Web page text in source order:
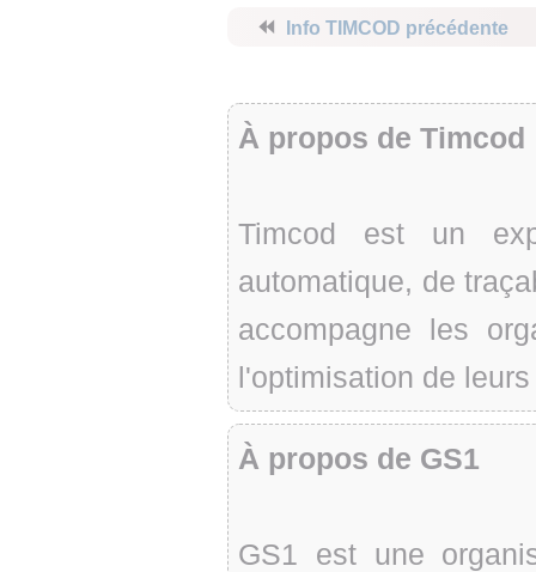
⏪ Info TIMCOD précédente
À propos de Timcod
Timcod est un
automatique, de
accompagne les
l'optimisation de
À propos de GS1
GS1 est une